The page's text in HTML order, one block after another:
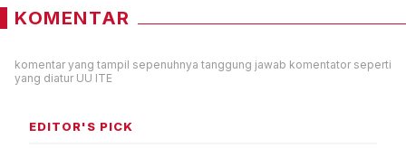
KOMENTAR
komentar yang tampil sepenuhnya tanggung jawab komentator seperti
yang diatur UU ITE
EDITOR'S PICK